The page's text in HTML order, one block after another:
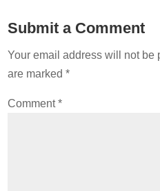
Submit a Comment
Your email address will not be
are marked*
Comment*